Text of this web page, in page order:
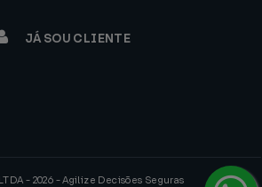
JÁ SOU CLIENTE
- 2026 - Agilize Decisões Seguras